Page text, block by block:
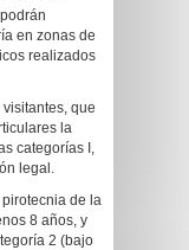
en zonas de
realizados
que
la
categorías I,
legal.
de la
8 años, y
2 (bajo